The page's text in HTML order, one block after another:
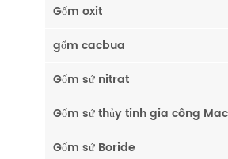
Gốm oxit
gốm cacbua
Gốm sứ nitrat
Gốm sứ thủy tinh gia công
Gốm sứ Boride